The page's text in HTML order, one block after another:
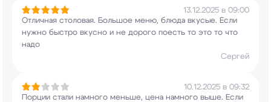
13.12.2025 в 09:00
Отличная столовая. Большое меню, блюда вкусые. Если
нужно быстро вкусно и не дорого поесть то это то что
надо
Сергей
10.12.2025 в 09:32
Порции стали намного меньше, цена намного выше. Если